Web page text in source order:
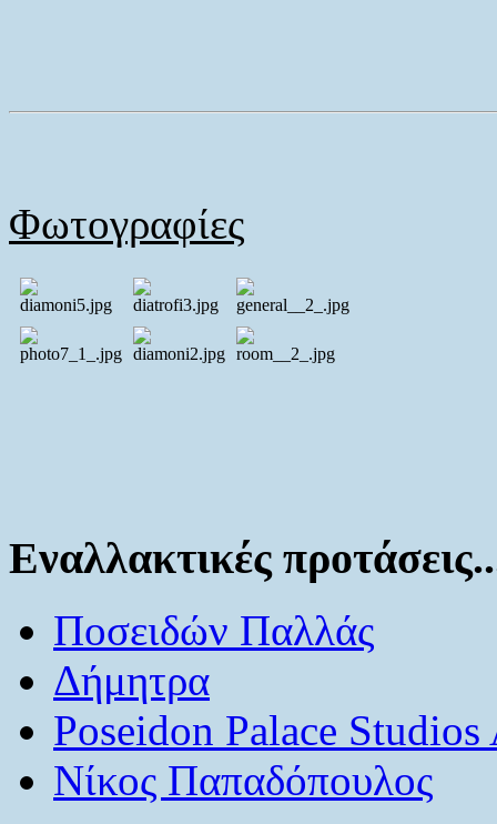
Φωτογραφίες
Εναλλακτικές
Ποσειδών Παλλάς
Δήμητρα
Poseidon Palace Studios
Νίκος Παπαδόπουλος